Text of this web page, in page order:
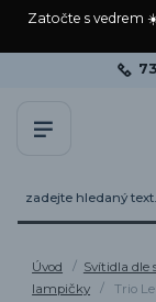
Zatočte s vedrem
Úvod Svítidla dle
lampičky
Trio